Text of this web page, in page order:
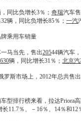
同比负增长3％； 奇瑞汽车
辆，同比负增长85％； 一汽
乘用车销量
马当先，售出20544辆汽车
630辆，同比增长31％； 北京
市场上，2012年总共售出
型排行榜来看， 拉达Priora
11.7％、－16％、14％和12